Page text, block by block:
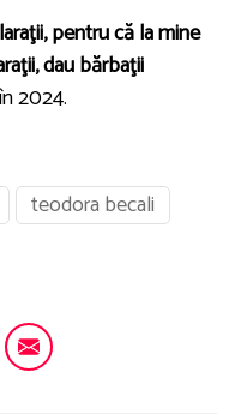
pentru că la mine
dau bărbaţii
2024.
teodora becali